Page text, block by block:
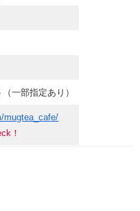
一部指定あり）
mugtea_cafe/
！